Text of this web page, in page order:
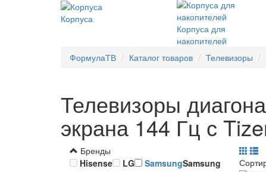
Корпуса
Корпуса для
накопителей
ФормулаТВ Каталог товаров Телевизоры
Телевизоры
экрана 144 Гц с
Бренды
Hisense
LG SamsungSamsung